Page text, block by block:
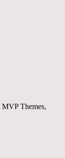
Themes,